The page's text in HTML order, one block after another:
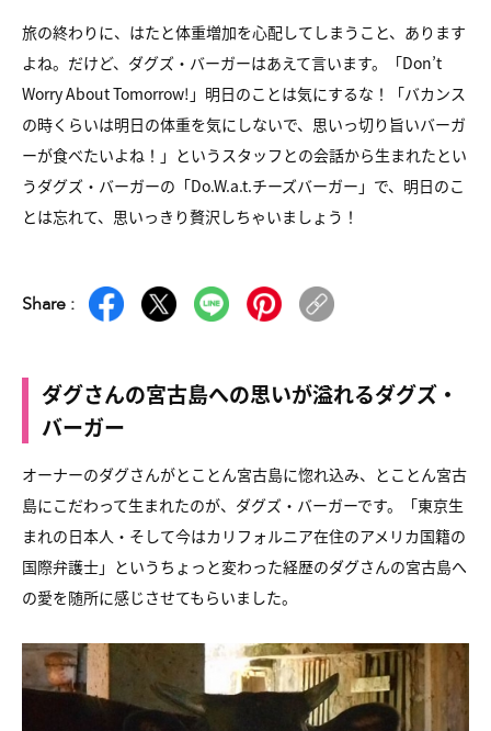
旅の終わりに、はたと体重増加を心配してしまうこと、あります
よね。 だけど、ダグズ・バーガーはあえて言います。
「Don’t
Worry About Tomorrow!」 明日のことは気にするな！
「バカンス
の時くらいは明日の体重を気にしないで、 思いっ切り旨いバーガ
ーが食べたいよね！」 というスタッフとの会話から生まれたとい
うダグズ・バーガーの「Do.W.a.t.チーズバーガー」で、 明日のこ
とは忘れて、思いっきり贅沢しちゃいましょう！
Share :
ダグさんの宮古島への思いが溢れるダグズ・
バーガー
オーナーのダグさんがとことん宮古島に惚れ込み、 とことん宮古
島にこだわって生まれたのが、ダグズ・バーガーです。
「東京生
まれの日本人・そして今はカリフォルニア在住のアメリカ国籍の
国際弁護士」というちょっと変わった経歴のダグさんの宮古島へ
の愛を随所に感じさせてもらいました。